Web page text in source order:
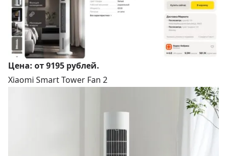
Цена: от 9195 рублей.
Xiaomi Smart Tower Fan 2